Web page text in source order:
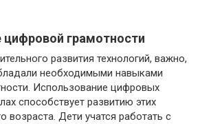
грамотности
развития технологий, важно,
необходимыми навыками
Использование цифровых
способствует развитию этих
возраста. Дети учатся работать с